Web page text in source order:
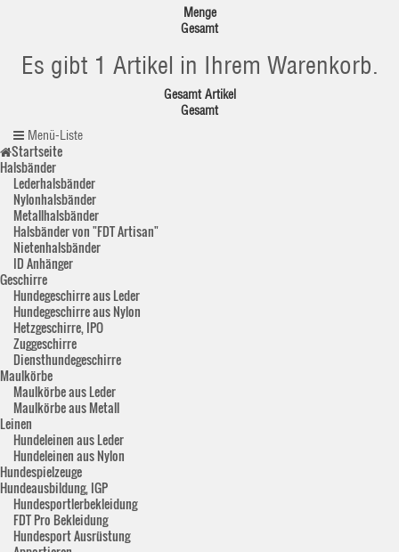
Menge
Gesamt
Es gibt 1 Artikel in Ihrem Warenkorb.
Gesamt Artikel
Gesamt
Menü-Liste
Startseite
Halsbänder
Lederhalsbänder
Nylonhalsbänder
Metallhalsbänder
Halsbänder von "FDT Artisan"
Nietenhalsbänder
ID Anhänger
Geschirre
Hundegeschirre aus Leder
Hundegeschirre aus Nylon
Hetzgeschirre, IPO
Zuggeschirre
Diensthundegeschirre
Maulkörbe
Maulkörbe aus Leder
Maulkörbe aus Metall
Leinen
Hundeleinen aus Leder
Hundeleinen aus Nylon
Hundespielzeuge
Hundeausbildung, IGP
Hundesportlerbekleidung
FDT Pro Bekleidung
Hundesport Ausrüstung